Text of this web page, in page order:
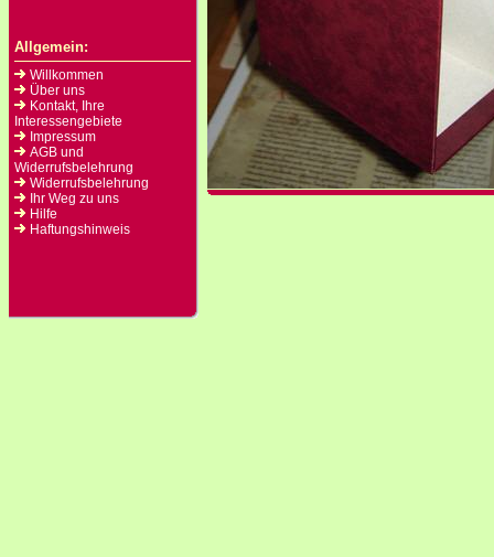
Allgemein:
Willkommen
Über uns
Kontakt, Ihre
Interessengebiete
Impressum
AGB und
Widerrufsbelehrung
Widerrufsbelehrung
Ihr Weg zu uns
Hilfe
Haftungshinweis